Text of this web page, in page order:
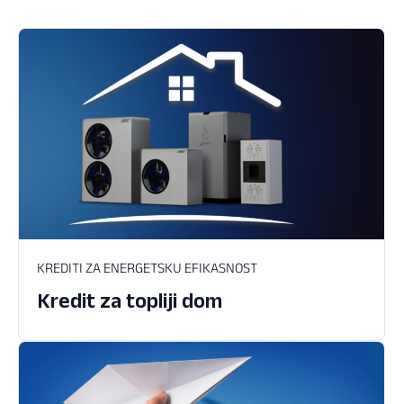
KREDITI ZA ENERGETSKU EFIKASNOST
Kredit za topliji dom